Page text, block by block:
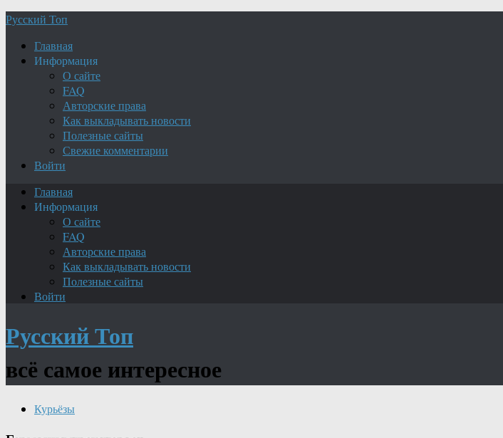
Русский Топ
Главная
Информация
О сайте
FAQ
Авторские права
Как выкладывать новости
Полезные сайты
Свежие комментарии
Войти
Главная
Информация
О сайте
FAQ
Авторские права
Как выкладывать новости
Полезные сайты
Войти
Русский Топ
всё самое интересное
Курьёзы